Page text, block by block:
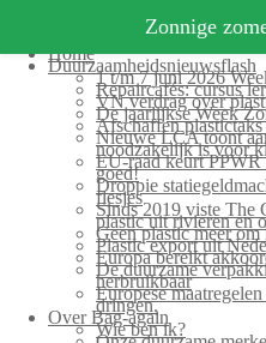
Home
Duurzaamheidsnieuwsflash
1 t/m 7 juni 2026
Repaircafés: cursus
VN verdrag over
De jaarlijkse Week
Afschaffen
Nieuwe LCA toont
noodzakelijk is voor
EU-raad keurt
goed!
Droppie
flesjes
Sinds 2019 viste The
plastic uit rivieren en
Geen plastic meer
Plastic export uit
Europa bereikt
De duurzame
herbruikbaar
Europese
dringen.
Over Bag-again
Wie ben ik?
Zonnige